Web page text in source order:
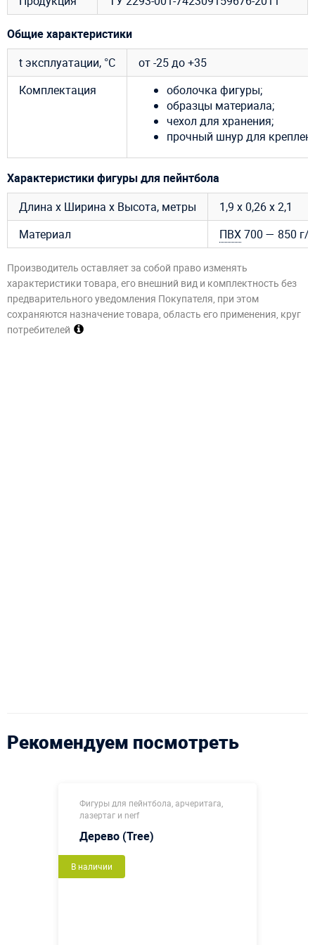
Общие характеристики
t эксплуатации, °C
от -25 до +35
Комплектация
оболочка фигуры;
образцы материала;
чехол для хранения;
прочный шнур для
Характеристики фигуры для пейнтбола
Длина х Ширина х Высота, метры
1,9 х 0,26 х 2,1
Материал
ПВХ700 — 850 г/
Производитель оставляет за собой право изменять
характеристики товара, его внешний вид и комплектность без
предварительного уведомления Покупателя, при этом
сохраняются назначение товара, область его применения, круг
потребителей
Рекомендуем посмотреть
Фигуры для пейнтбола, арчеритага,
лазертаг и nerf
Дерево (Tree)
В наличии